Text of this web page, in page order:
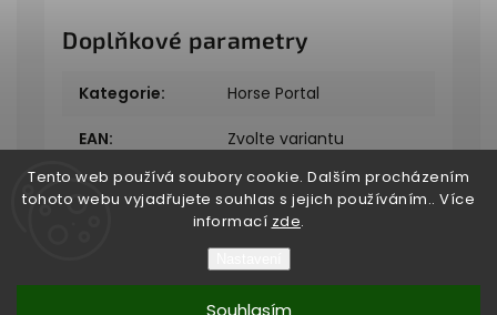
Tento web používá soubory cookie. Dalším procházením
tohoto webu vyjadřujete souhlas s jejich používáním.. Více
informací zde.
Souhlasím
Doplňkové parametry
Kategorie: Horse Portal
EAN: Zvolte variantu
Copyright 2026Bukefalos. Všechna práva vyhrazena.